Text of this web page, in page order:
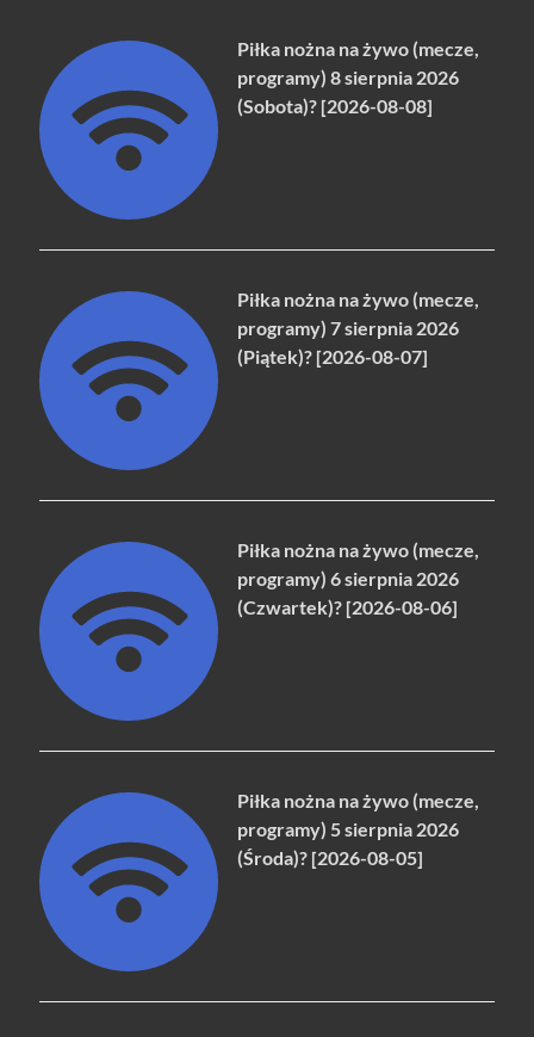
Piłka nożna na żywo (mecze,
programy) 8 sierpnia 2026
(Sobota)? [2026-08-08]
Piłka nożna na żywo (mecze,
programy) 7 sierpnia 2026
(Piątek)? [2026-08-07]
Piłka nożna na żywo (mecze,
programy) 6 sierpnia 2026
(Czwartek)? [2026-08-06]
Piłka nożna na żywo (mecze,
programy) 5 sierpnia 2026
(Środa)? [2026-08-05]